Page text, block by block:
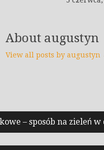
About augustyn
View all posts by augustyn
– sposób na zieleń w